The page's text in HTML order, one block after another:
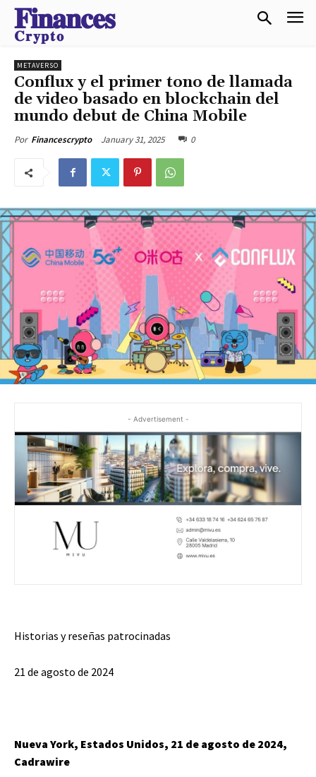
𝐅𝐢𝐧𝐚𝐧𝐜𝐞𝐬
𝐂𝐫𝐲𝐩𝐭𝐨
METAVERSO
Conflux y el primer tono de llamada
de video basado en blockchain del
mundo debut de China Mobile
Por Financescrypto January 31, 2025 0
- Advertisement -
Historias y reseñas patrocinadas
21 de agosto de 2024
Nueva York, Estados Unidos, 21 de agosto de 2024,
Cadrawire